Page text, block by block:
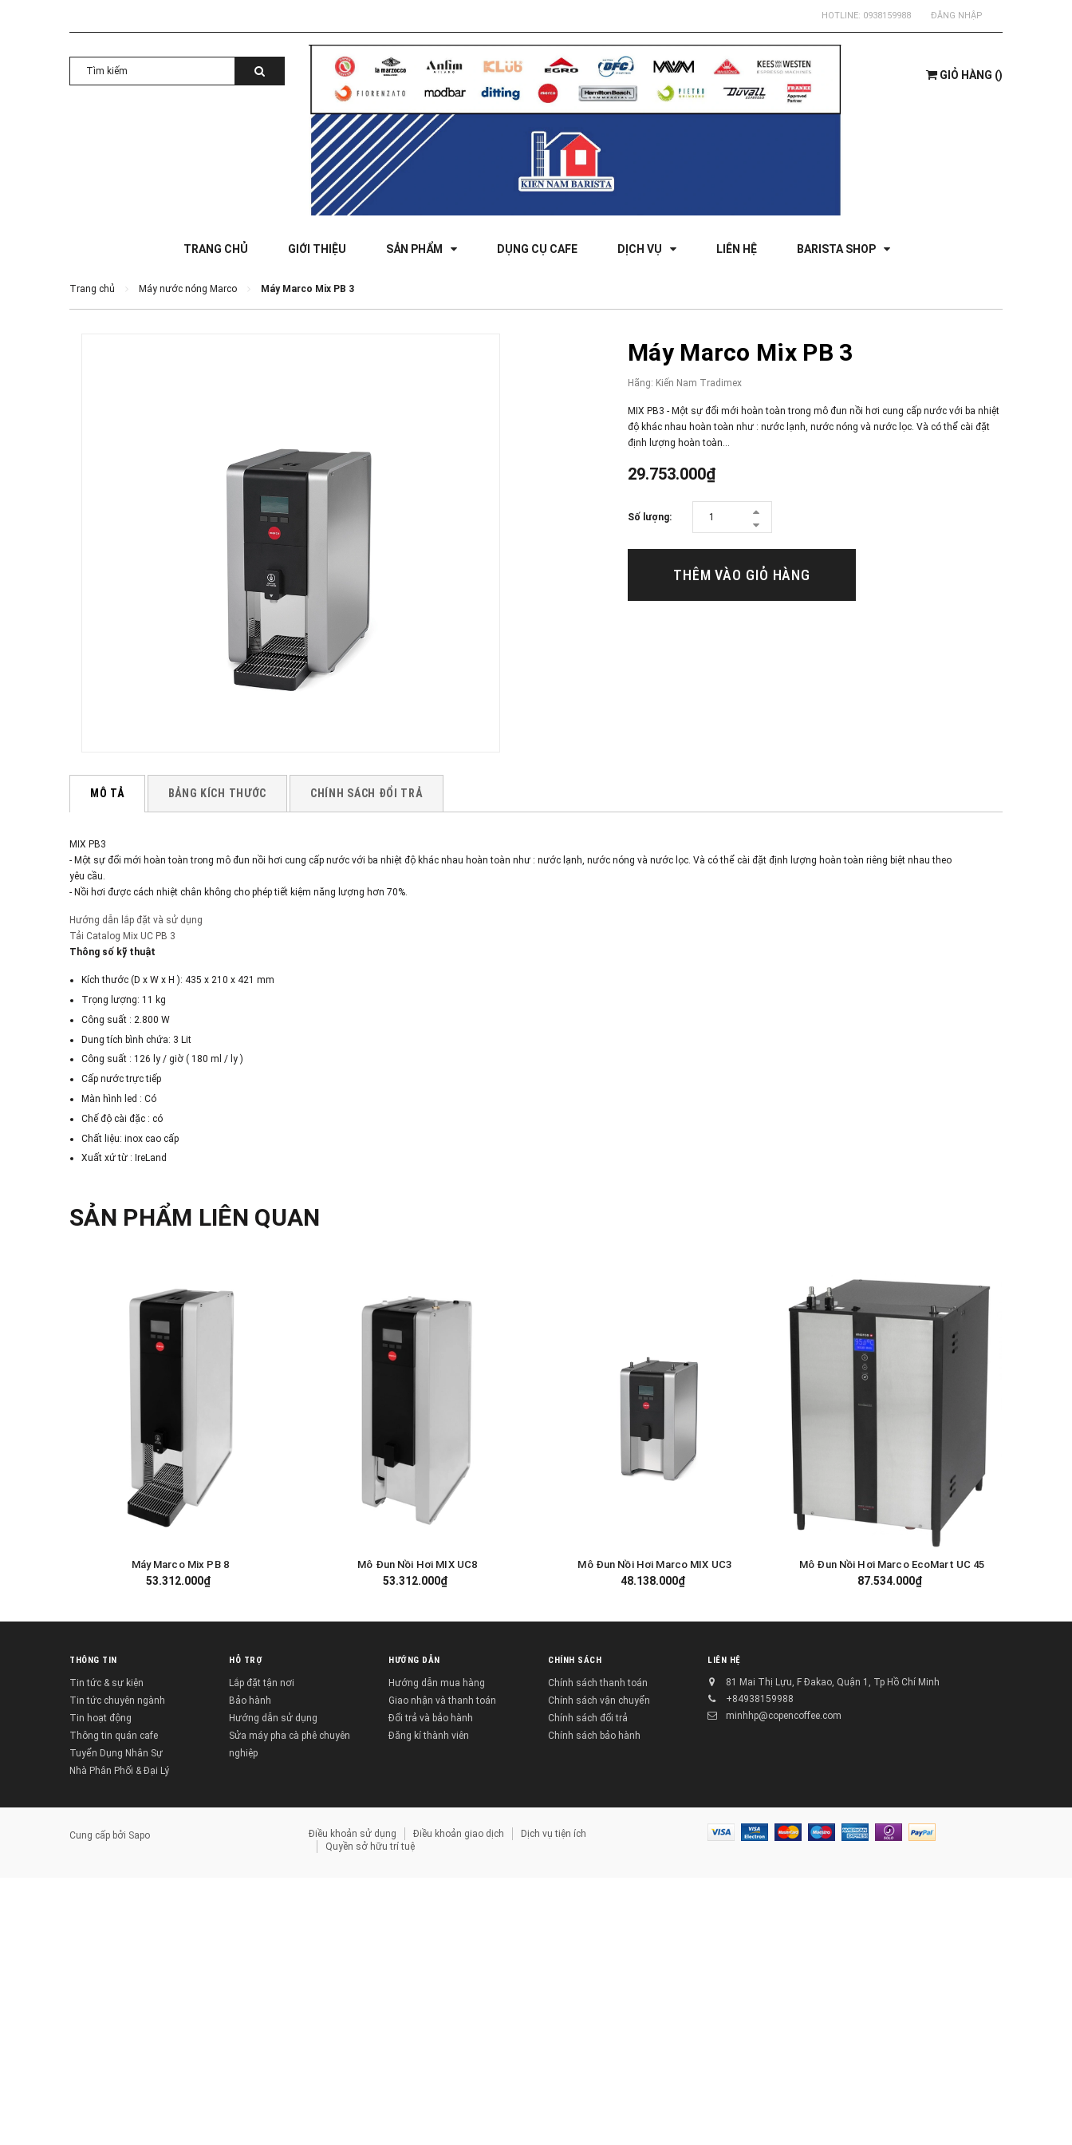
HOTLINE: 0938159988 ĐĂNG NHẬP
GIỎ HÀNG ()
TRANG CHỦ GIỚI THIỆU SẢN PHẨM DỤNG CỤ CAFE DỊCH VỤ LIÊN HỆ BARISTA SHOP
Trang chủ Máy nước nóng Marco Máy Marco Mix PB 3
Máy Marco Mix PB 3
Hãng: Kiến Nam Tradimex
MIX PB3 - Một sự đổi mới hoàn toàn trong mô đun nồi hơi cung cấp nước với ba nhiệt
độ khác nhau hoàn toàn như : nước lạnh, nước nóng và nước lọc. Và có thể cài đặt
định lượng hoàn toàn...
29.753.000₫
Số lượng:
THÊM VÀO GIỎ HÀNG
MÔ TẢ BẢNG KÍCH THƯỚC CHÍNH SÁCH ĐỔI TRẢ
MIX PB3
- Một sự đổi mới hoàn toàn trong mô đun nồi hơi cung cấp nước với ba nhiệt độ khác nhau hoàn toàn như : nước lạnh, nước nóng và nước lọc. Và có thể cài đặt định lượng hoàn toàn riêng biệt nhau theo
yêu cầu.
- Nồi hơi được cách nhiệt chân không cho phép tiết kiệm năng lượng hơn 70%.
Hướng dẫn lắp đặt và sử dụng
Tải Catalog Mix UC PB 3
Thông số kỹ thuật
Kích thước (D x W x H ): 435 x 210 x 421 mm
Trọng lượng: 11 kg
Công suất : 2.800 W
Dung tích bình chứa: 3 Lit
Công suất : 126 ly / giờ ( 180 ml / ly )
Cấp nước trực tiếp
Màn hình led : Có
Chế độ cài đặc : có
Chất liệu: inox cao cấp
Xuất xứ từ : IreLand
SẢN PHẨM LIÊN QUAN
GIỎ HÀNG
Máy Marco Mix PB 8
53.312.000₫
GIỎ HÀNG
Mô Đun Nồi Hơi MIX UC8
53.312.000₫
GIỎ HÀNG
Mô Đun Nồi Hơi Marco MIX UC3
48.138.000₫
GIỎ HÀNG
Mô Đun Nồi Hơi Marco EcoMart UC 45
87.534.000₫
THÔNG TIN
Tin tức & sự kiện
Tin tức chuyên ngành
Tin hoạt động
Thông tin quán cafe
Tuyển Dụng Nhân Sự
Nhà Phân Phối & Đại Lý
HỖ TRỢ
Lắp đặt tận nơi
Bảo hành
Hướng dẫn sử dụng
Sửa máy pha cà phê chuyên
nghiệp
HƯỚNG DẪN
Hướng dẫn mua hàng
Giao nhận và thanh toán
Đổi trả và bảo hành
Đăng kí thành viên
CHÍNH SÁCH
Chính sách thanh toán
Chính sách vận chuyển
Chính sách đổi trả
Chính sách bảo hành
LIÊN HỆ
81 Mai Thị Lựu, F Đakao, Quận 1, Tp Hồ Chí Minh
+84938159988
minhhp@copencoffee.com
Cung cấp bởi Sapo Điều khoản sử dụng Điều khoản giao dịch
Dịch vụ tiện ích
Quyền sở hữu trí tuệ